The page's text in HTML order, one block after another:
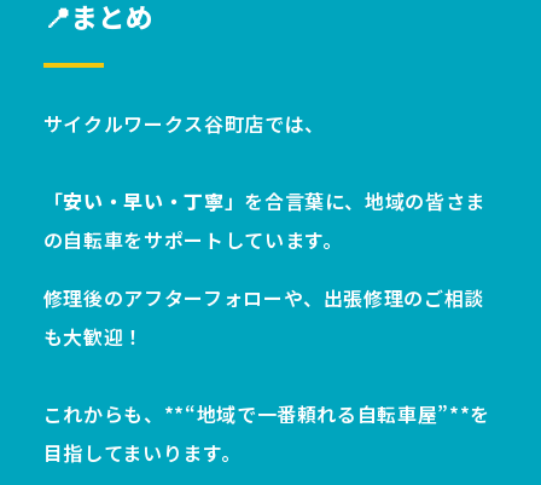
📍まとめ
サイクルワークス谷町店では、
「安い・早い・丁寧」を合言葉に、地域の皆さま
の自転車をサポートしています。
修理後のアフターフォローや、出張修理のご相談
も大歓迎！
これからも、**“地域で一番頼れる自転車屋”**を
目指してまいります。